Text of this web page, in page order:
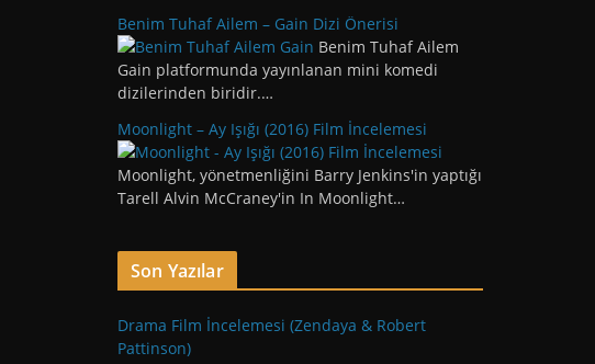
Benim Tuhaf Ailem – Gain Dizi Önerisi
Benim Tuhaf Ailem
Gain platformunda yayınlanan mini komedi
dizilerinden biridir.…
Moonlight – Ay Işığı (2016) Film İncelemesi
Moonlight, yönetmenliğini Barry Jenkins'in yaptığı
Tarell Alvin McCraney'in In Moonlight…
Son Yazılar
Drama Film İncelemesi (Zendaya & Robert
Pattinson)